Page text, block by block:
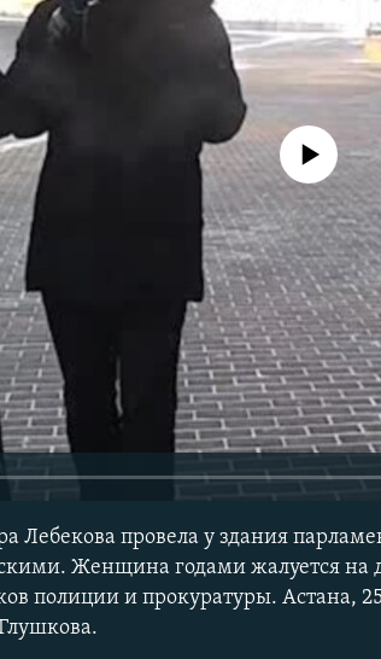
No media source
Лебекова провела у здания
Женщина годами жалуется на
полиции и прокуратуры. Астана,